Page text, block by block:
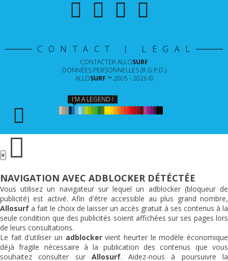
CONTACT | LÉGAL
CONTACTER ALLOSURF
DONNÉES PERSONNELLES (R.G.P.D.)
ALLOSURF ™ 2005 - 2026 ©
I'M A LEGEND !
×
NAVIGATION AVEC ADBLOCKER DÉTÉCTÉE
Vous utilisez un navigateur sur lequel un adblocker (bloqueur de
publicité) est activé. Afin d'être accessible au plus grand nombre,
Allosurf a fait le choix de laisser un accès gratuit à ses contenus à la
seule condition que des publicités soient affichées sur ses pages lors
de leurs consultations.
Le fait d'utiliser un adblockervient heurter le modèle économique
déjà fragile nécessaire à la publication des contenus que vous
souhaitez consulter sur Allosurf. Aidez-nous à poursuivre la